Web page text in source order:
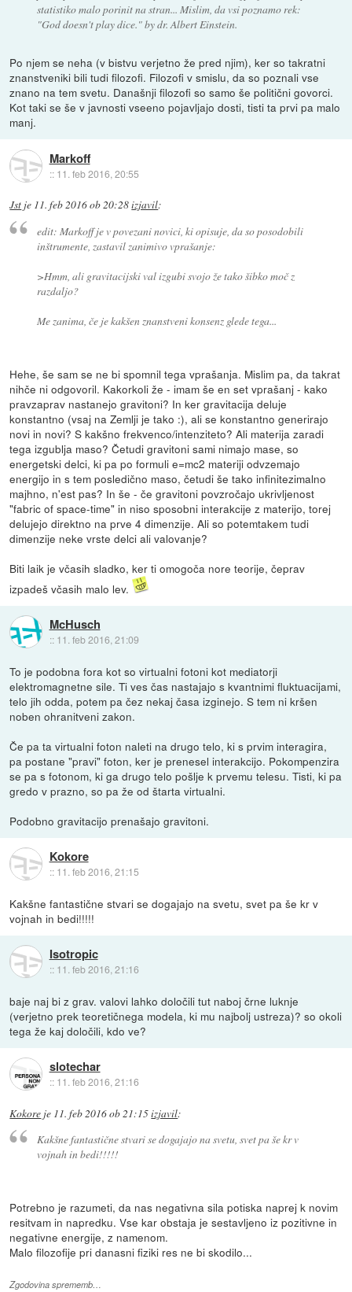
statistiko malo porinit na stran... Mislim, da vsi poznamo rek:
"God doesn't play dice." by dr. Albert Einstein.
Po njem se neha (v bistvu verjetno že pred njim), ker so takratni
znanstveniki bili tudi filozofi. Filozofi v smislu, da so poznali vse
znano na tem svetu. Današnji filozofi so samo še politični govorci.
Kot taki se še v javnosti vseeno pojavljajo dosti, tisti ta prvi pa malo
manj.
Markoff
:: 11. feb 2016, 20:55
Jst je 11. feb 2016 ob 20:28izjavil:
edit: Markoff je v povezani novici, ki opisuje, da so posodobili
inštrumente, zastavil zanimivo vprašanje:
>Hmm, ali gravitacijski val izgubi svojo že tako šibko moč z
razdaljo?
Me zanima, če je kakšen znanstveni konsenz glede tega...
Hehe, še sam se ne bi spomnil tega vprašanja. Mislim pa, da takrat
nihče ni odgovoril. Kakorkoli že - imam še en set vprašanj - kako
pravzaprav nastanejo gravitoni? In ker gravitacija deluje
konstantno (vsaj na Zemlji je tako :), ali se konstantno generirajo
novi in novi? S kakšno frekvenco/intenziteto? Ali materija zaradi
tega izgublja maso? Četudi gravitoni sami nimajo mase, so
energetski delci, ki pa po formuli e=mc2 materiji odvzemajo
energijo in s tem posledično maso, četudi še tako infinitezimalno
majhno, n'est pas? In še - če gravitoni povzročajo ukrivljenost
"fabric of space-time" in niso sposobni interakcije z materijo, torej
delujejo direktno na prve 4 dimenzije. Ali so potemtakem tudi
dimenzije neke vrste delci ali valovanje?
Biti laik je včasih sladko, ker ti omogoča nore teorije, čeprav
izpadeš včasih malo lev.
McHusch
:: 11. feb 2016, 21:09
To je podobna fora kot so virtualni fotoni kot mediatorji
elektromagnetne sile. Ti ves čas nastajajo s kvantnimi fluktuacijami,
telo jih odda, potem pa čez nekaj časa izginejo. S tem ni kršen
noben ohranitveni zakon.
Če pa ta virtualni foton naleti na drugo telo, ki s prvim interagira,
pa postane "pravi" foton, ker je prenesel interakcijo. Pokompenzira
se pa s fotonom, ki ga drugo telo pošlje k prvemu telesu. Tisti, ki pa
gredo v prazno, so pa že od štarta virtualni.
Podobno gravitacijo prenašajo gravitoni.
Kokore
:: 11. feb 2016, 21:15
Kakšne fantastične stvari se dogajajo na svetu, svet pa še kr v
vojnah in bedi!!!!!
Isotropic
:: 11. feb 2016, 21:16
baje naj bi z grav. valovi lahko določili tut naboj črne luknje
(verjetno prek teoretičnega modela, ki mu najbolj ustreza)? so okoli
tega že kaj določili, kdo ve?
slotechar
:: 11. feb 2016, 21:16
Kokore je 11. feb 2016 ob 21:15izjavil:
Kakšne fantastične stvari se dogajajo na svetu, svet pa še kr v
vojnah in bedi!!!!!
Potrebno je razumeti, da nas negativna sila potiska naprej k novim
resitvam in napredku. Vse kar obstaja je sestavljeno iz pozitivne in
negativne energije, z namenom.
Malo filozofije pri danasni fiziki res ne bi skodilo...
Zgodovina sprememb…